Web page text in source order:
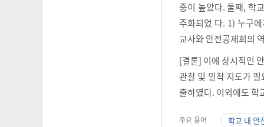
중이 높았다. 둘째, 학
주화되었 다. 1) 누구
교사와 안전공제회의
[결론] 이에 상시적인
관찰 및 밀착 지도가
출하였다. 이외에도 학
주요 용어 학교 내 안